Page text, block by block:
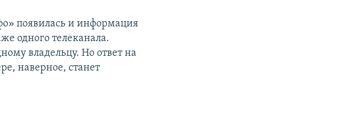
появилась и информация
одного телеканала.
владельцу. Но ответ на
наверное, станет